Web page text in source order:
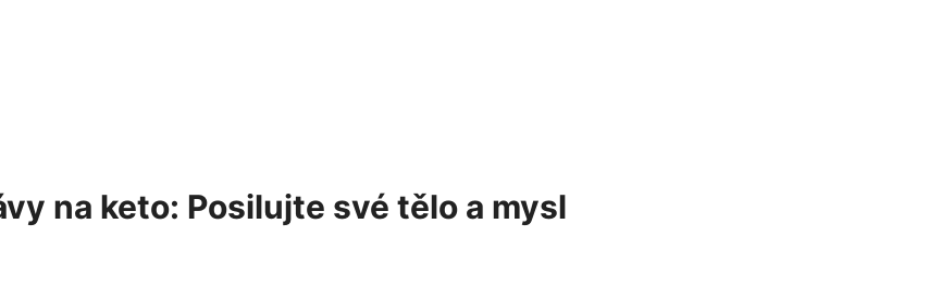
na keto: Posilujte své tělo a mysl